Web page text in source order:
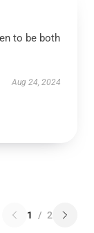
to be both
Aug 24, 2024
1 / 2